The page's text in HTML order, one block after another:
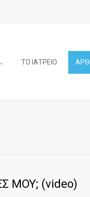
ΤΟ ΙΑΤΡΕΙΟ
ΜΟΥ; (video)